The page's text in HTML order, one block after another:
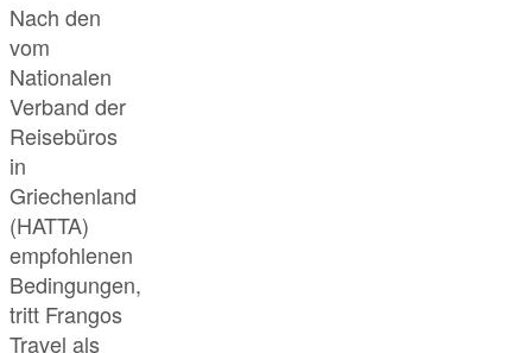
Nach den
vom
Nationalen
Verband der
Reisebüros
in
Griechenland
(HATTA)
empfohlenen
Bedingungen,
tritt Frangos
Travel als